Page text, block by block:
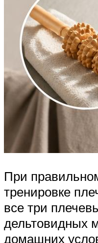
При
тренировке
все три
дельтовидных
домашних